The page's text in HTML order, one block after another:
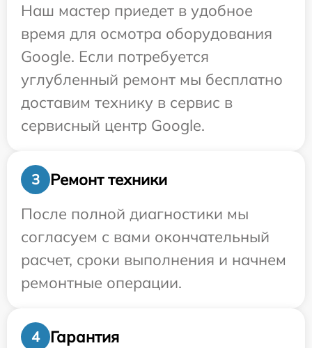
Наш мастер приедет в удобное
время для осмотра оборудования
Google. Если потребуется
углубленный ремонт мы бесплатно
доставим технику в сервис в
сервисный центр Google.
3
Ремонт техники
После полной диагностики мы
согласуем с вами окончательный
расчет, сроки выполнения и начнем
ремонтные операции.
4 Гарантия